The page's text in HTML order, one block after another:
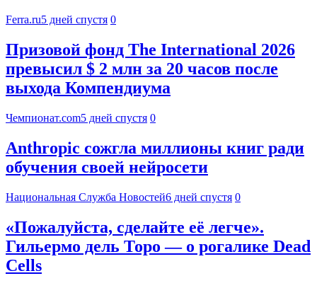
Ferra.ru5 дней спустя 0
Призовой фонд The International 2026
превысил $ 2 млн за 20 часов после
выхода Компендиума
Чемпионат.com5 дней спустя 0
Anthropic сожгла миллионы книг ради
обучения своей нейросети
Национальная Служба Новостей6 дней спустя 0
«Пожалуйста, сделайте её легче».
Гильермо дель Торо — о рогалике Dead
Cells